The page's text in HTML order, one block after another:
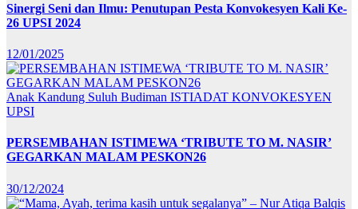
Sinergi Seni dan Ilmu: Penutupan Pesta Konvokesyen Kali Ke-
26 UPSI 2024
12/01/2025
Anak Kandung Suluh Budiman ISTIADAT KONVOKESYEN
UPSI
PERSEMBAHAN ISTIMEWA ‘TRIBUTE TO M. NASIR’
GEGARKAN MALAM PESKON26
30/12/2024